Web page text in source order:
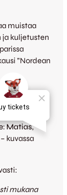
muistaa
ja kuljetusten
”Nordean
:Matias,
kuvassa
mukana